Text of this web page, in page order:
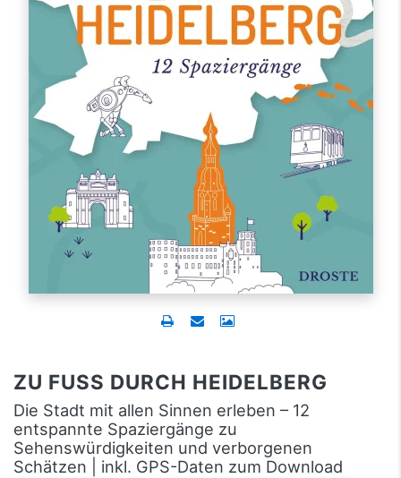
ZU FUSS DURCH HEIDELBERG
Die Stadt mit allen Sinnen erleben – 12
entspannte Spaziergänge zu
Sehenswürdigkeiten und verborgenen
Schätzen | inkl. GPS-Daten zum Download